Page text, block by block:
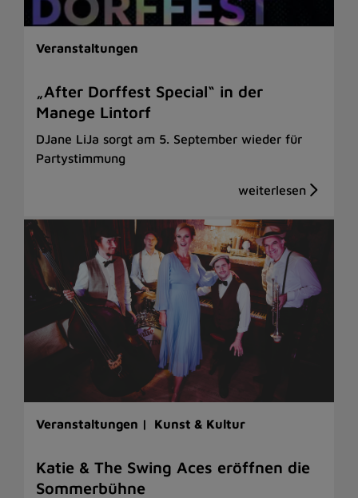
Veranstaltungen
„After Dorffest Special“ in der
Manege Lintorf
DJane LiJa sorgt am 5. September wieder für
Partystimmung
Veranstaltungen | Kunst & Kultur
Katie & The Swing Aces eröffnen die
Sommerbühne